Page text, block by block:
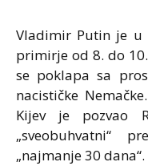
Vladimir Putin je u
primirje od 8. do
se poklapa sa
nacističke
Kijev je pozvao
„sveobuhvatni“
„najmanje 30 dana“.